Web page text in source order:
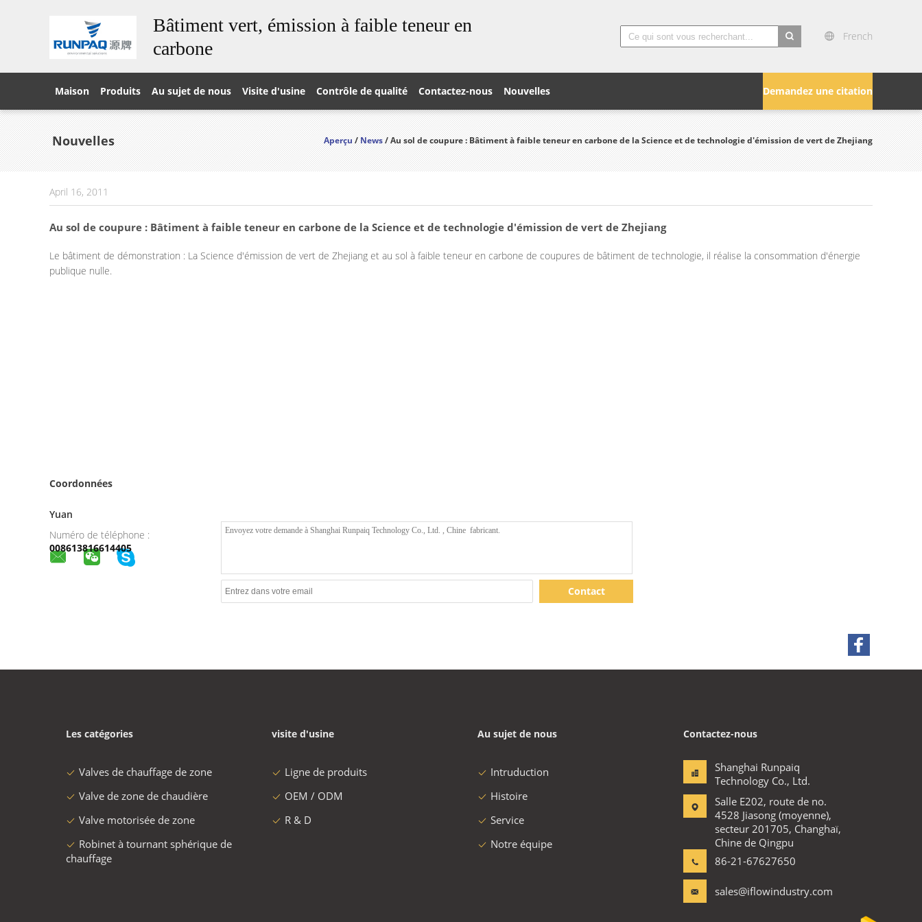
Bâtiment vert, émission à faible teneur en
carbone
French
Demandez une citation
Maison Produits Au sujet de nous Visite d'usine Contrôle de qualité Contactez-nous Nouvelles
Nouvelles Aperçu/News/ Au sol de coupure : Bâtiment à faible teneur en carbone de la Science et de technologie d'émission de vert de Zhejiang
April 16, 2011
Au sol de coupure : Bâtiment à faible teneur en carbone de la Science et de technologie d'émission de vert de Zhejiang
Le bâtiment de démonstration : La Science d'émission de vert de Zhejiang et au sol à faible teneur en carbone de coupures de bâtiment de technologie, il réalise la consommation d'énergie
publique nulle.
Coordonnées
Yuan
Numéro de téléphone :
008613816614405
Contact
Les catégories
Valves de chauffage de zone
Valve de zone de chaudière
Valve motorisée de zone
Robinet à tournant sphérique de
chauffage
visite d'usine
Ligne de produits
OEM / ODM
R & D
Au sujet de nous
Intruduction
Histoire
Service
Notre équipe
Contactez-nous
Shanghai Runpaiq
Technology Co., Ltd.
Salle E202, route de no.
4528 Jiasong (moyenne),
secteur 201705, Changhaï,
Chine de Qingpu
86-21-67627650
sales@iflowindustry.com